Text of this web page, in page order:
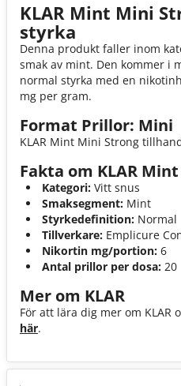
KLAR Mint Mini
styrka
Denna produkt faller inom
smak av mint. Den kommer i
normal styrka med en
mg per gram.
Format Prillor: Mini
KLAR Mint Mini Strong
Fakta om KLAR
Kategori: Vitt snus
Smaksegment: Mint
Styrkedefinition: Normal
Tillverkare: Emplicure
Nikortin mg/portion: 6
Antal prillor per dosa: 20
Mer om KLAR
För att lära dig mer om KLAR
här.